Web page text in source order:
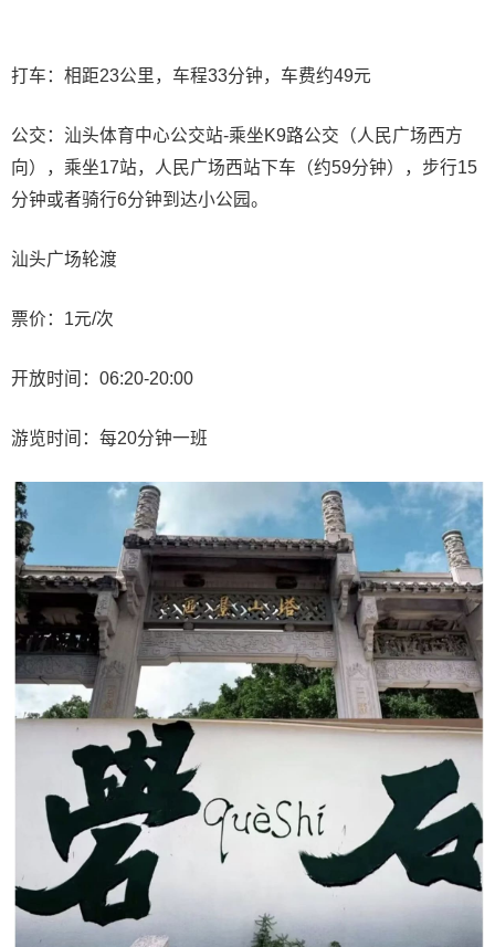
打车：相距23公里，车程33分钟，车费约49元
公交：汕头体育中心公交站-乘坐K9路公交（人民广场西方
向），乘坐17站，人民广场西站下车（约59分钟），步行15
分钟或者骑行6分钟到达小公园。
汕头广场轮渡
票价：1元/次
开放时间：06:20-20:00
游览时间：每20分钟一班